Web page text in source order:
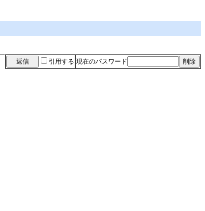
引用する 現在のパスワード